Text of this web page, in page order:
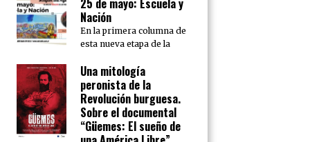
25 de mayo: Escuela y
Nación
En la primera columna de
esta nueva etapa de la
Una mitología
peronista de la
Revolución burguesa.
Sobre el documental
“Güemes: El sueño de